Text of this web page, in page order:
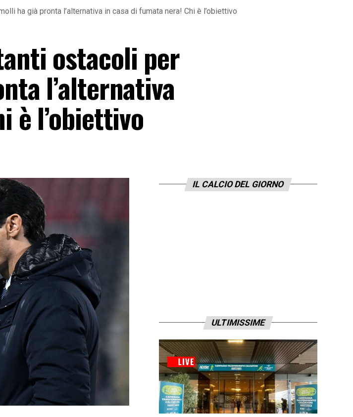
ha già pronta l’alternativa in casa di fumata nera! Chi è l’obiettivo
ostacoli per
l’alternativa
è l’obiettivo
IL CALCIO DEL GIORNO
ULTIMISSIME